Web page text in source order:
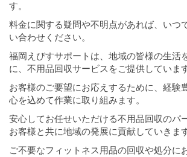
す。
料金に関する疑問や不明点があれば、いつ
い合わせください。
福岡えびすサポートは、地域の皆様の生活
に、不用品回収サービスをご提供しています
お客様のご要望にお応えするために、経験
心を込めて作業に取り組みます。
安心してお任せいただける不用品回収のパ
お客様と共に地域の発展に貢献していきます
ご不要なフィットネス用品の回収や処分に